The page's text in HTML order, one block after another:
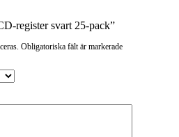
register svart 25-pack”
Obligatoriska fält är markerade